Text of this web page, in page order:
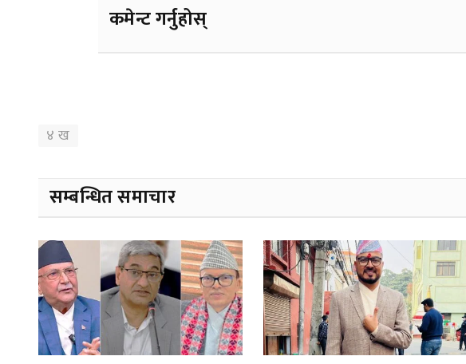
कमेन्ट गर्नुहोस्
४ ख
सम्बन्धित समाचार